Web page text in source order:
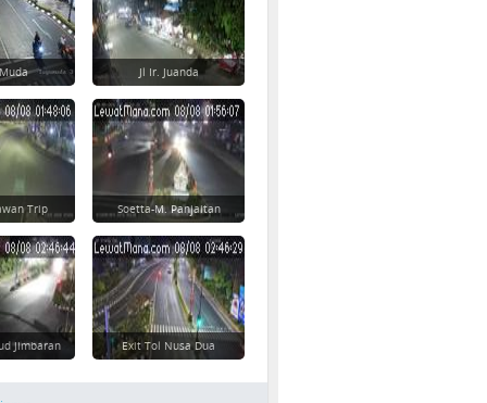
Jl Ir. Juanda
Trip Soetta-M. Panjaitan
Jimbaran Exit Tol Nusa Dua